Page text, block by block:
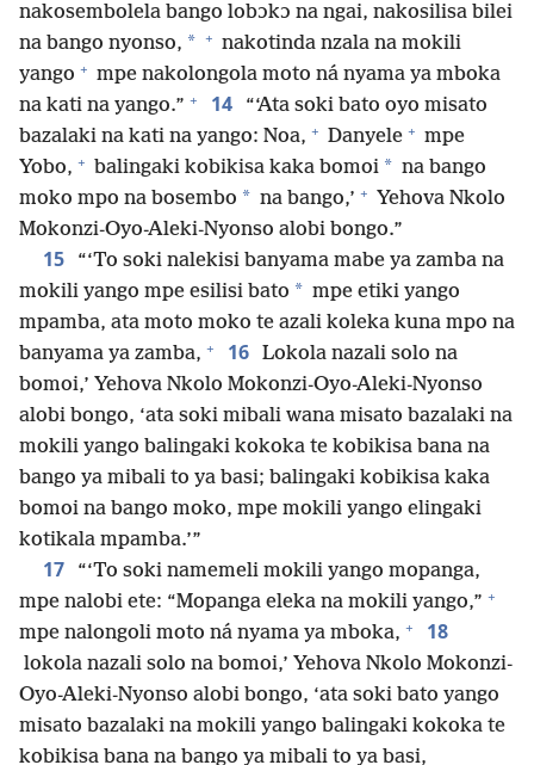
nakosembolela bango lobɔkɔ na ngai, nakosilisa bilei
na bango nyonso, * + nakotinda nzala na mokili
yango + mpe nakolongola moto ná nyama ya mboka
na kati na yango.” + 14
“‘Ata soki bato oyo misato
bazalaki na kati na yango: Noa, + Danyele + mpe
Yobo, + balingaki kobikisa kaka bomoi * na bango
moko mpo na bosembo * na bango,’ + Yehova Nkolo
Mokonzi-Oyo-Aleki-Nyonso alobi bongo.”
15
“‘To soki nalekisi banyama mabe ya zamba na
mokili yango mpe esilisi bato * mpe etiki yango
mpamba, ata moto moko te azali koleka kuna mpo na
banyama ya zamba, + 16 Lokola nazali solo na
bomoi,’ Yehova Nkolo Mokonzi-Oyo-Aleki-Nyonso
alobi bongo, ‘ata soki mibali wana misato bazalaki na
mokili yango balingaki kokoka te kobikisa bana na
bango ya mibali to ya basi; balingaki kobikisa kaka
bomoi na bango moko, mpe mokili yango elingaki
kotikala mpamba.’”
17
“‘To soki namemeli mokili yango mopanga,
mpe nalobi ete: “Mopanga eleka na mokili yango,” +
mpe nalongoli moto ná nyama ya mboka, + 18
lokola nazali solo na bomoi,’ Yehova Nkolo Mokonzi-
Oyo-Aleki-Nyonso alobi bongo, ‘ata soki bato yango
misato bazalaki na mokili yango balingaki kokoka te
kobikisa bana na bango ya mibali to ya basi,